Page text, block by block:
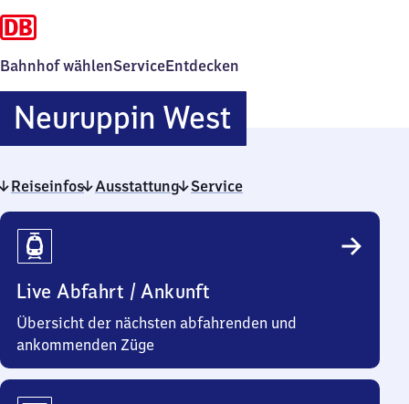
Bahnhof wählenServiceEntdecken
Neuruppin WestNeuruppin
West
Reiseinfos Ausstattung Service
Reiseinfos
Live Abfahrt / Ankunft
Übersicht der nächsten abfahrenden und
ankommenden Züge